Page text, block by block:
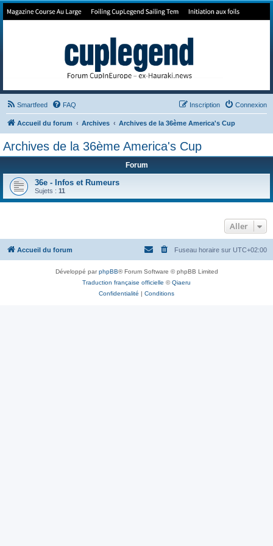
Forum de Cup In Europe
Smartfeed FAQ Connexion
Inscription
Accueil du forum Archives Archives de la 36ème America's Cup
Archives de la 36ème America's Cup
Forum
36e - Infos et Rumeurs
Sujets : 11
Aller
Accueil du forum Fuseau horaire sur UTC+02:00
Développé parphpBB® Forum Software © phpBB Limited
Traduction française officielle ©Qiaeru
Confidentialité
Conditions